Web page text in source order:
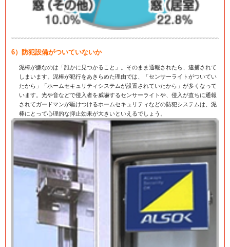
6）防犯設備がついていないか
泥棒が嫌なのは「誰かに見つかること」。そのまま通報されたら、逮捕されて
しまいます。泥棒が犯行をあきらめた理由では、「センサーライトがついてい
たから」「ホームセキュリティシステムが設置されていたから」が多くなって
います。光や音などで侵入者を威嚇するセンサーライトや、侵入が直ちに通報
されてガードマンが駆けつけるホームセキュリティなどの防犯システムは、泥
棒にとって心理的な抑止効果が大きいといえるでしょう。